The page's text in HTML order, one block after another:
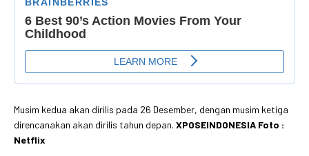
Musim kedua akan dirilis pada 26 Desember, dengan musim ketiga
direncanakan akan dirilis tahun depan. XPOSEINDONESIA Foto :
Netflix